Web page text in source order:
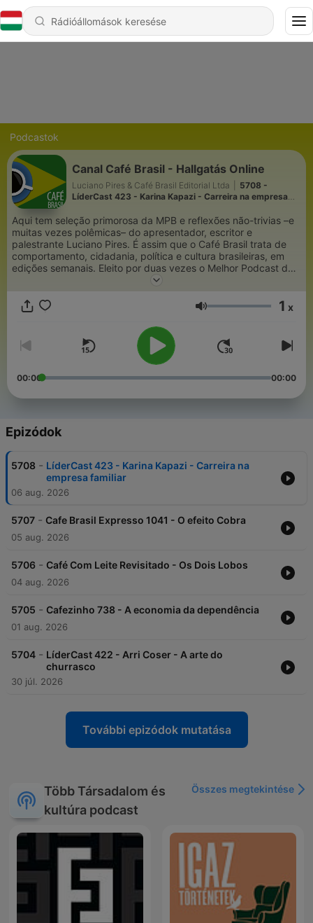
Podcastok
Canal Café Brasil - Hallgatás Online
Luciano Pires & Café Brasil Editorial Ltda
5708 -
LíderCast 423 - Karina Kapazi - Carreira na empresa
Aqui tem seleção primorosa da MPB e reflexões não-trivias –e
muitas vezes polêmicas– do apresentador, escritor e
palestrante Luciano Pires. É assim que o Café Brasil trata de
comportamento, cidadania, política e cultura brasileiras, em
edições semanais. Eleito por duas vezes o Melhor Podcast de
Entretenimento e Variedades no Prêmio Podcast Brasil e
valorizando a liberdade de expressão e semeando a
autonomia de pensamento.
Hangerő 1 x
00:00 00:00
Epizódok
5708 - LíderCast 423 - Karina Kapazi - Carreira na
empresa familiar
06 aug. 2026
5707 - Cafe Brasil Expresso 1041 - O efeito Cobra
05 aug. 2026
5706 - Café Com Leite Revisitado - Os Dois Lobos
04 aug. 2026
5705 - Cafezinho 738 - A economia da dependência
01 aug. 2026
5704 - LíderCast 422 - Arri Coser - A arte do
churrasco
30 júl. 2026
További epizódok mutatása
Több Társadalom és
kultúra podcast
Összes megtekintése